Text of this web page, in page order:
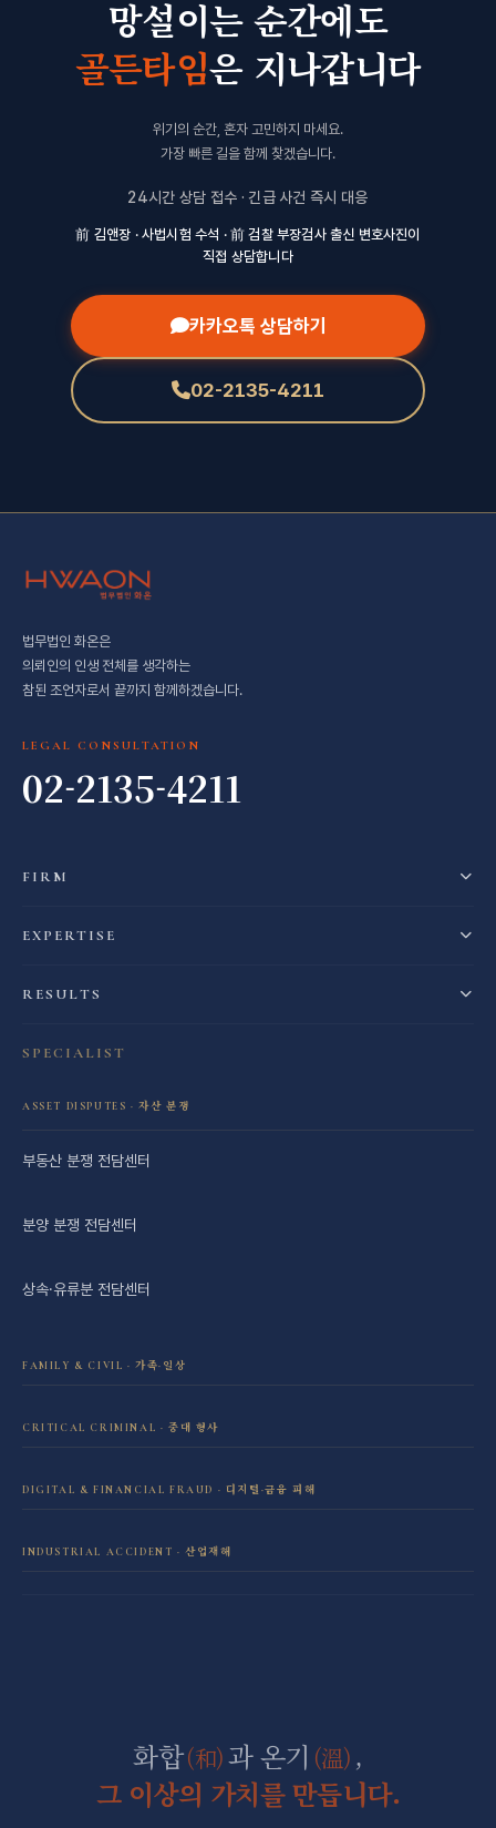
망설이는 순간에도
골든타임은 지나갑니다
위기의 순간, 혼자 고민하지 마세요.
가장 빠른 길을 함께 찾겠습니다.
24시간 상담 접수 · 긴급 사건 즉시 대응
前 김앤장 · 사법시험 수석 · 前 검찰 부장검사 출신 변호사진이
직접 상담합니다
카카오톡 상담하기
02-2135-4211
법무법인 화온은
의뢰인의 인생 전체를 생각하는
참된 조언자로서 끝까지 함께하겠습니다.
LEGAL CONSULTATION
02-2135-4211
FIRM
EXPERTISE
RESULTS
SPECIALIST
ASSET DISPUTES · 자산 분쟁
부동산 분쟁 전담센터
분양 분쟁 전담센터
상속·유류분 전담센터
FAMILY & CIVIL · 가족·일상
학교폭력 전담센터
CRITICAL CRIMINAL · 중대 형사
DIGITAL & FINANCIAL FRAUD · 디지털·금융 피해
INDUSTRIAL ACCIDENT · 산업재해
화합(和)과 온기 (溫) ,
그 이상의 가치를 만듭니다.